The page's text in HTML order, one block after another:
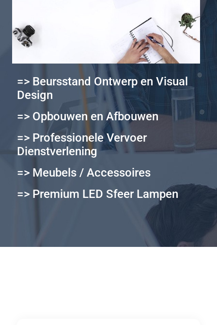
=> Beursstand Ontwerp en Visual
Design
=> Opbouwen en Afbouwen
=> Professionele Vervoer
Dienstverlening
=> Meubels / Accessoires
=> Premium LED Sfeer Lampen